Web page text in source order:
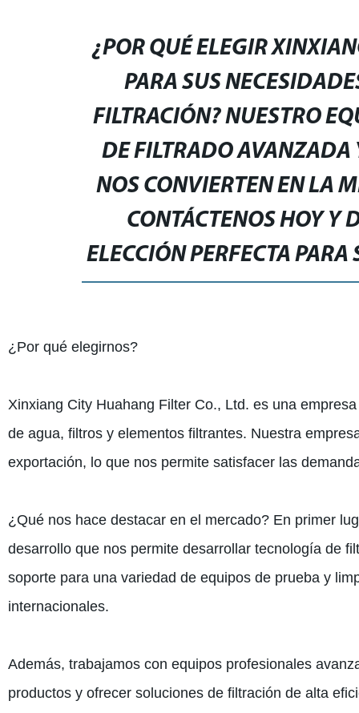
¿POR QUÉ ELEGIR
PARA SUS
FILTRACIÓN? NUESTRO
DE FILTRADO
NOS CONVIERTEN EN LA
CONTÁCTENOS HOY Y
ELECCIÓN PERFECTA
¿Por qué elegirnos?
Xinxiang City Huahang Filter Co., Ltd. es una
de agua, filtros y elementos filtrantes. Nuestra
exportación, lo que nos permite satisfacer las
¿Qué nos hace destacar en el mercado? En primer
desarrollo que nos permite desarrollar tecnología de
soporte para una variedad de equipos de prueba y
internacionales.
Además, trabajamos con equipos profesionales
productos y ofrecer soluciones de filtración de alta